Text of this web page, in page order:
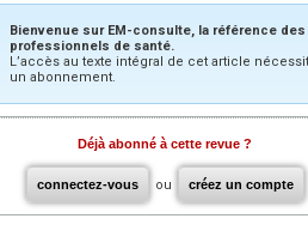
Bienvenue sur EM-consulte, la référence des
professionnels de santé.
L’accès au texte intégral de cet article
un abonnement.
Déjà abonné à cette revue ?
connectez-vous ou créez un compte